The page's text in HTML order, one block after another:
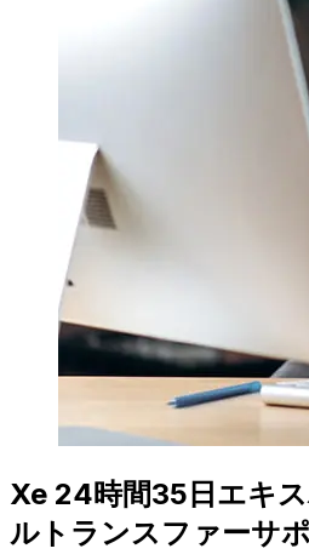
Xe 24時間35日エキ
ルトランスファーサ